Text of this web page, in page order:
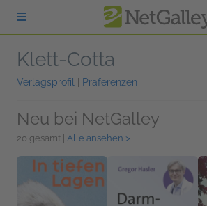
zum Hauptinhalt springen
Klett-Cotta
Verlagsprofil Präferenzen
Neu bei NetGalley
20 gesamt | Alle ansehen >